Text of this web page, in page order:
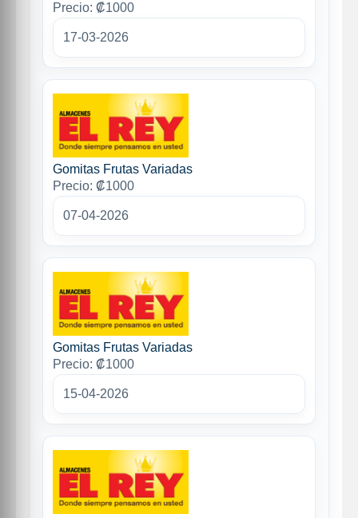
Precio: ₡1000
17-03-2026
Gomitas Frutas Variadas
Precio: ₡1000
07-04-2026
Gomitas Frutas Variadas
Precio: ₡1000
15-04-2026